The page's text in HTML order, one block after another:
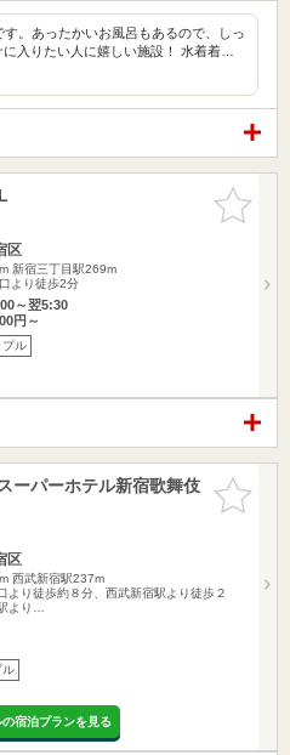
。あったかいお風呂もあるので、しっ
入りたい人に嬉しい施設！ 水着着…
お気に入
りに追加
区
新宿三丁目駅269m
より徒歩2分
～翌5:30
円～
プル
お気に入
りに追加
パーホテル新宿歌舞伎
区
西武新宿駅237m
より徒歩約８分、西武新宿駅より徒歩２
より…
ル
宿泊プランを見る